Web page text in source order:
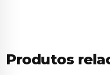
Produtos